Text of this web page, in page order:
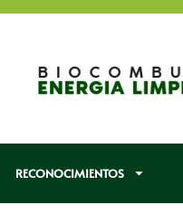
RECONOCIMIENTOS